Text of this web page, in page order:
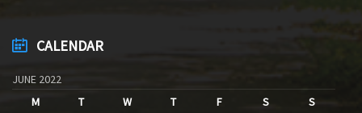
CALENDAR
JUNE 2022
M
T W T F S
S